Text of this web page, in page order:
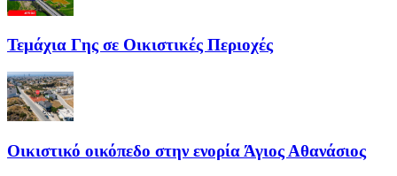
Τεμάχια Γης σε Οικιστικές Περιοχές
Οικιστικό οικόπεδο στην ενορία Άγιος Αθανάσιος